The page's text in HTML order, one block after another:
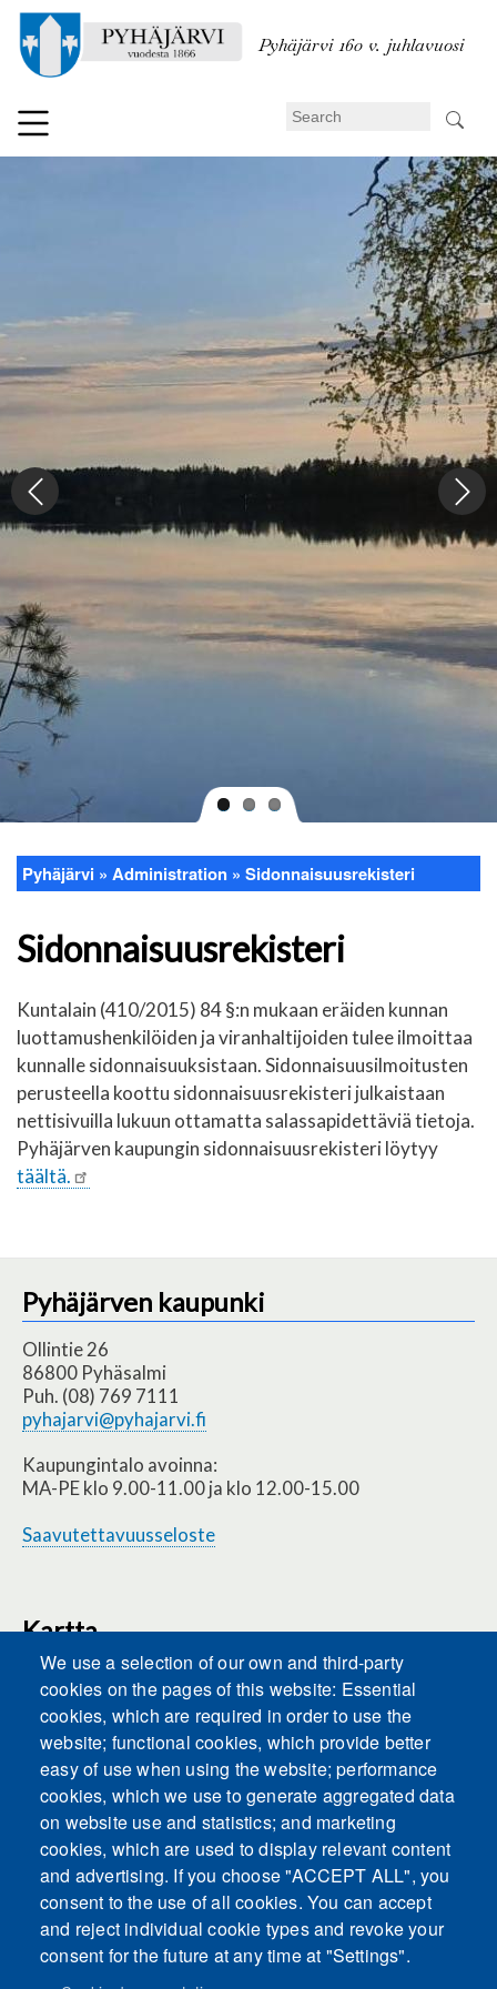
toPyhäjärvi 160 v. juhlavuosi
Search
Breadcrumb
Pyhäjärvi Administration Sidonnaisuusrekisteri
Sidonnaisuusrekisteri
Kuntalain (410/2015) 84 §:n mukaan eräiden kunnan
luottamushenkilöiden ja viranhaltijoiden tulee ilmoittaa
kunnalle sidonnaisuuksistaan. Sidonnaisuusilmoitusten
perusteella koottu sidonnaisuusrekisteri julkaistaan
nettisivuilla lukuun ottamatta salassapidettäviä tietoja.
Pyhäjärven kaupungin sidonnaisuusrekisteri löytyy
täältä.
Pyhäjärven kaupunki
Ollintie 26
86800 Pyhäsalmi
Puh. (08) 769 7111
pyhajarvi@pyhajarvi.fi
Kaupungintalo avoinna:
MA-PE klo 9.00-11.00 ja klo 12.00-15.00
Saavutettavuusseloste
Kartta
This content is blocked because Embeds
cookies have not been accepted.
ACCEPT ALL COOKIES
Only accept Embeds cookies
We use a selection of our own and third-party
cookies on the pages of this website: Essential
cookies, which are required in order to use the
website; functional cookies, which provide better
easy of use when using the website; performance
cookies, which we use to generate aggregated data
on website use and statistics; and marketing
cookies, which are used to display relevant content
and advertising. If you choose "ACCEPT ALL", you
consent to the use of all cookies. You can accept
and reject individual cookie types and revoke your
consent for the future at any time at "Settings".